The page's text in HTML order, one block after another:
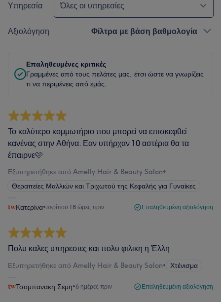
Υπηρεσία Όλες οι υπηρεσίες
Αξιολόγηση Φίλτρα με βάση βαθμολογία
Επαληθευμένες κριτικές
Γραμμένες από τους πελάτες μας, έτσι ώστε να γνωρίζεις
τι να περιμένεις από εμάς.
Το καλύτερο κομμωτήριο που μπορεί να επισκεφθεί
κανένας στην Αθήνα. Εαν υπήρχαν 10 αστέρια θα τα
έπαιρνε🩷
Εξυπηρετήθηκε από Amelly Hair & Beauty Salon•
Θεραπείες Μαλλιών και Τριχωτού της Κεφαλής για Γυναίκες
Κατερίνα•περίπου 18 ώρες πριν Επαληθευμένη αξιολόγηση
Πολυ καλες υπηρεσιες και πολυ φιλικη η Έλλη
Εξυπηρετήθηκε από Amelly Hair & Beauty Salon• Χτένισμα
Τσομπανακη Σεμη•6 ημέρες πριν Επαληθευμένη αξιολόγηση